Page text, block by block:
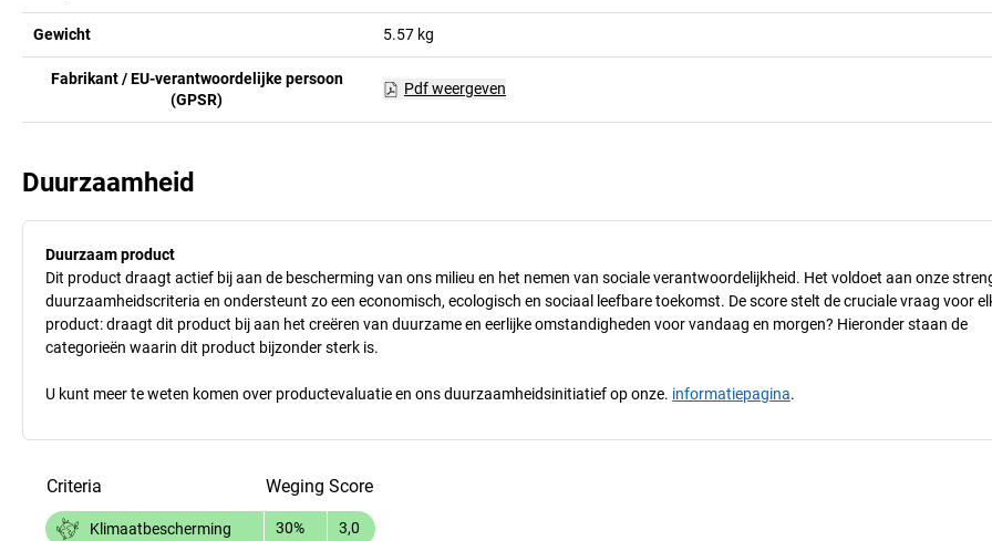
Gewicht 5.57 kg
Fabrikant / EU-verantwoordelijke persoon
(GPSR)
Pdf weergeven
Duurzaamheid
Duurzaam product
Dit product draagt actief bij aan de bescherming van ons milieu en het nemen van sociale verantwoordelijkheid. Het voldoet aan onze
duurzaamheidscriteria en ondersteunt zo een economisch, ecologisch en sociaal leefbare toekomst. De score stelt de cruciale vraag voor
product: draagt dit product bij aan het creëren van duurzame en eerlijke omstandigheden voor vandaag en morgen? Hieronder staan de
categorieën waarin dit product bijzonder sterk is.
U kunt meer te weten komen over productevaluatie en ons duurzaamheidsinitiatief op onze. informatiepagina.
Criteria Weging Score
Klimaatbescherming 30% 3,0